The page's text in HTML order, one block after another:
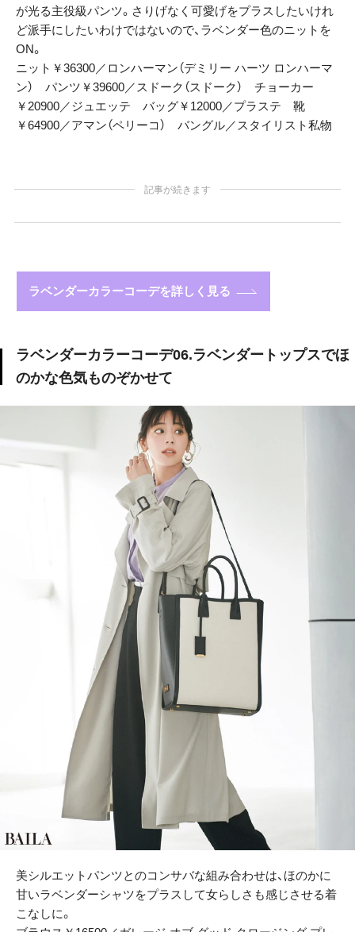
が光る主役級パンツ。さりげなく可愛げをプラスしたいけれ
ど派手にしたいわけではないので、ラベンダー色のニットを
ON。
ニット￥36300／ロンハーマン（デミリー ハーツ ロンハーマ
ン） パンツ￥39600／スドーク（スドーク） チョーカー
￥20900／ジュエッテ バッグ￥12000／プラステ 靴
￥64900／アマン（ペリーコ） バングル／スタイリスト私物
記事が続きます
ラベンダーカラーコーデを詳しく見る
ラベンダーカラーコーデ06.ラベンダートップスでほ
のかな色気ものぞかせて
美シルエットパンツとのコンサバな組み合わせは、ほのかに
甘いラベンダーシャツをプラスして女らしさも感じさせる着
こなしに。